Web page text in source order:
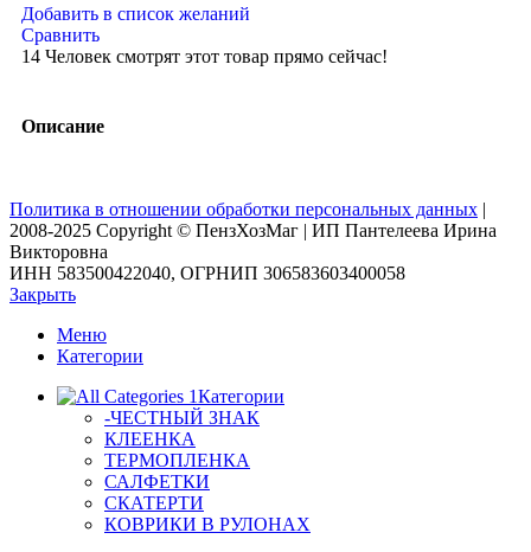
Добавить в список желаний
Сравнить
14 Человек смотрят этот товар прямо сейчас!
Описание
Политика в отношении обработки персональных данных |
2008-2025 Copyright © ПензХозМаг | ИП Пантелеева Ирина
Викторовна
ИНН 583500422040, ОГРНИП 306583603400058
Закрыть
Меню
Категории
Категории
-ЧЕСТНЫЙ ЗНАК
КЛЕЕНКА
ТЕРМОПЛЕНКА
САЛФЕТКИ
СКАТЕРТИ
КОВРИКИ В РУЛОНАХ